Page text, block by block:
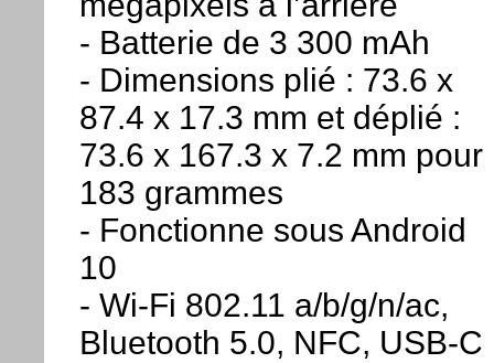
- Batterie de 3 300 mAh
- Dimensions plié : 73.6 x
87.4 x 17.3 mm et déplié :
73.6 x 167.3 x 7.2 mm pour
183 grammes
- Fonctionne sous Android
10
- Wi-Fi 802.11 a/b/g/n/ac,
Bluetooth 5.0, NFC, USB-C